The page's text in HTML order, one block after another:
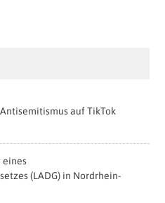
auf TikTok
eines
(LADG) in Nordrhein-